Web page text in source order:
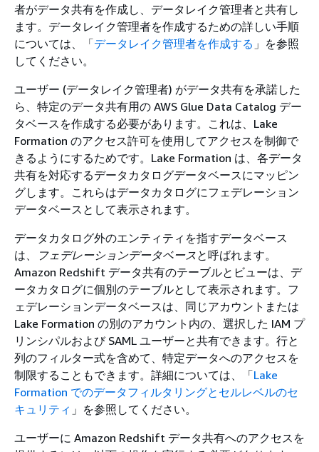
者がデータ共有を作成し、データレイク管理者と共有し
ます。データレイク管理者を作成するための詳しい手順
については、「データレイク管理者を作成する 」を参照
してください。
ユーザー (データレイク管理者) がデータ共有を承諾した
ら、特定のデータ共有用の AWS Glue Data Catalog デー
タベースを作成する必要があります。これは、Lake
Formation のアクセス許可を使用してアクセスを制御で
きるようにするためです。Lake Formation は、各データ
共有を対応するデータカタログデータベースにマッピン
グします。これらはデータカタログにフェデレーション
データベースとして表示されます。
データカタログ外のエンティティを指すデータベース
は、
フェデレーションデータベースと呼ばれます。
Amazon Redshift データ共有のテーブルとビューは、デ
ータカタログに個別のテーブルとして表示されます。フ
ェデレーションデータベースは、同じアカウントまたは
Lake Formation の別のアカウント内の、選択した IAM プ
リンシパルおよび SAML ユーザーと共有できます。行と
列のフィルター式を含めて、特定データへのアクセスを
制限することもできます。詳細については、「Lake
Formation でのデータフィルタリングとセルレベルのセ
キュリティ 」を参照してください。
ユーザーに Amazon Redshift データ共有へのアクセスを